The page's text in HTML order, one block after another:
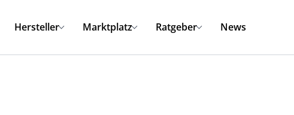
Hersteller Marktplatz Ratgeber News